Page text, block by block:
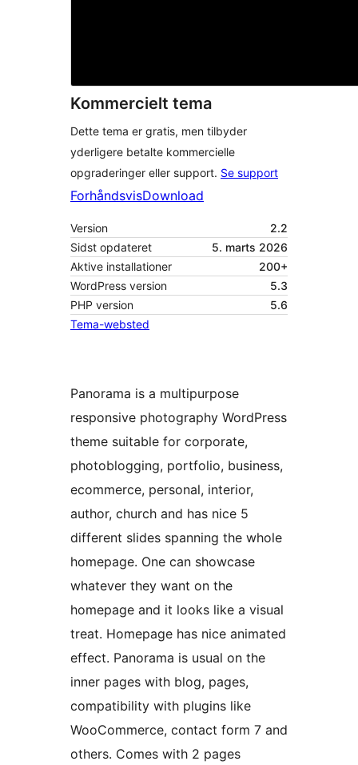
Kommercielt tema
Dette tema er gratis, men tilbyder
yderligere betalte kommercielle
opgraderinger eller support. Se support
ForhåndsvisDownload
Version
2.2
Sidst opdateret
5. marts 2026
Aktive installationer
200+
WordPress version
5.3
PHP version
5.6
Tema-websted
Panorama is a multipurpose
responsive photography WordPress
theme suitable for corporate,
photoblogging, portfolio, business,
ecommerce, personal, interior,
author, church and has nice 5
different slides spanning the whole
homepage. One can showcase
whatever they want on the
homepage and it looks like a visual
treat. Homepage has nice animated
effect. Panorama is usual on the
inner pages with blog, pages,
compatibility with plugins like
WooCommerce, contact form 7 and
others. Comes with 2 pages